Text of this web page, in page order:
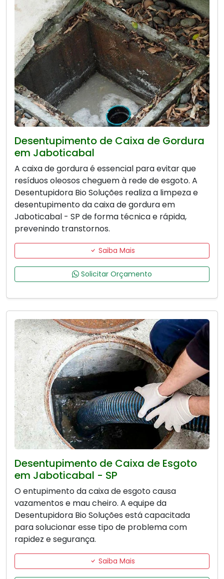
Desentupimento de Caixa de Gordura
em Jaboticabal
A caixa de gordura é essencial para evitar que
resíduos oleosos cheguem à rede de esgoto. A
Desentupidora Bio Soluções realiza a limpeza e
desentupimento da caixa de gordura em
Jaboticabal - SP de forma técnica e rápida,
prevenindo transtornos.
Saiba Mais
Solicitar Orçamento
Desentupimento de Caixa de Esgoto
em Jaboticabal - SP
O entupimento da caixa de esgoto causa
vazamentos e mau cheiro. A equipe da
Desentupidora Bio Soluções está capacitada
para solucionar esse tipo de problema com
rapidez e segurança.
Saiba Mais